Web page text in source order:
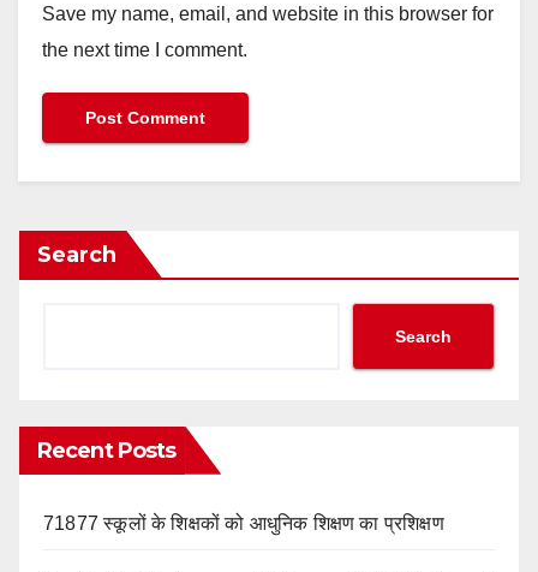
Save my name, email, and website in this browser for
the next time I comment.
Search
Search
Recent Posts
71877 स्कूलों के शिक्षकों को आधुनिक शिक्षण का प्रशिक्षण